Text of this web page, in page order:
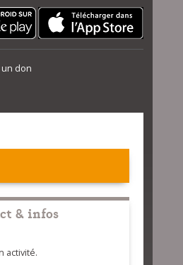
un don
& infos
activité.